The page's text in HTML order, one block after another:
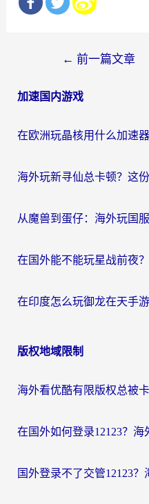
导
← 前一篇文章
加速国内游戏
版权地域限制